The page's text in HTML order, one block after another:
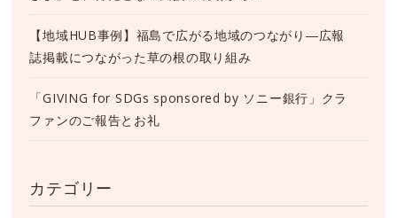
【地域HUB事例】福島で広がる地域のつながり―広報
誌掲載につながった草の根の取り組み
「GIVING for SDGs sponsored by ソニー銀行」クラ
ファンのご報告とお礼
カテゴリー